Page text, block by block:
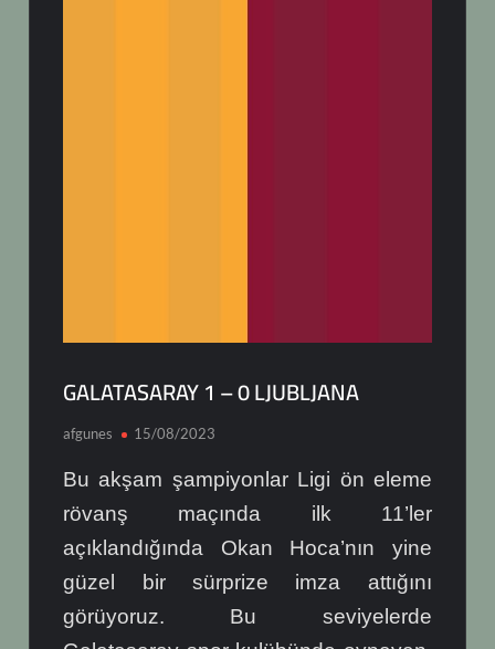
GALATASARAY 1 – 0 LJUBLJANA
afgunes 15/08/2023
Bu akşam şampiyonlar Ligi ön eleme
rövanş maçında ilk 11’ler
açıklandığında Okan Hoca’nın yine
güzel bir sürprize imza attığını
görüyoruz. Bu seviyelerde